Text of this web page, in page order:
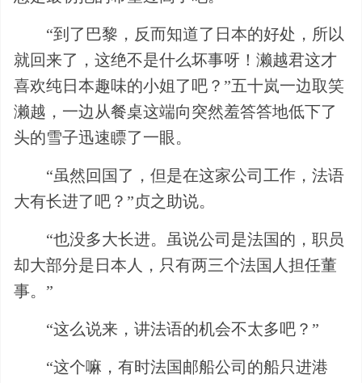
“到了巴黎，反而知道了日本的好处，所以
就回来了，这绝不是什么坏事呀！濑越君这才
喜欢纯日本趣味的小姐了吧？”五十岚一边取笑
濑越，一边从餐桌这端向突然羞答答地低下了
头的雪子迅速瞟了一眼。
“虽然回国了，但是在这家公司工作，法语
大有长进了吧？”贞之助说。
“也没多大长进。虽说公司是法国的，职员
却大部分是日本人，只有两三个法国人担任董
事。”
“这么说来，讲法语的机会不太多吧？”
“这个嘛，有时法国邮船公司的船只进港